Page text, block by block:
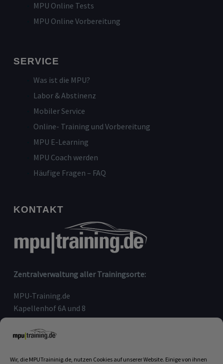
Wir, die MPUTraininig.de, nutzen Cookies auf unserer Website. Einige von ihnen
MPU Online Tests
MPU Online Vorbereitung
SERVICE
Was ist die MPU?
Labor & Abstinenz
Mobiler Service
Online- Training und Vorbereitung
MPU E-Learning
MPU Coach werden
Häufige Fragen – FAQ
KONTAKT
Zentralverwaltung aller Trainingsorte:
MPU-Training.de
Kapellenhof 6A und 8
91207 Lauf an der Pegnitz
Telefon:
09123-80 97 090